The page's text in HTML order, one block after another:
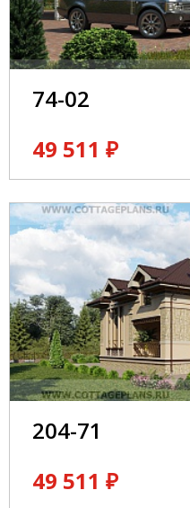
74-02
49 511 ₽
204-71
49 511 ₽